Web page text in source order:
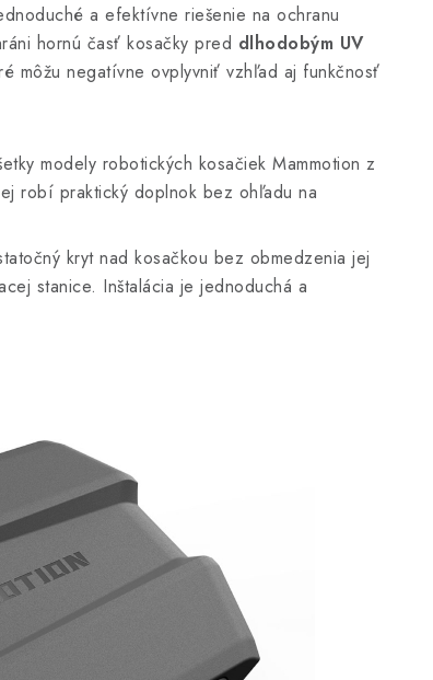
3000 (bezdrôtová, LiDAR + NetRTK, AWD)
a efektívne riešenie na ochranu
hornú časť kosačky pred dlhodobým UV
môžu negatívne ovplyvniť vzhľad aj funkčnosť
modely robotických kosačiek Mammotion z
robí praktický doplnok bez ohľadu na
kryt nad kosačkou bez obmedzenia jej
stanice. Inštalácia je jednoduchá a